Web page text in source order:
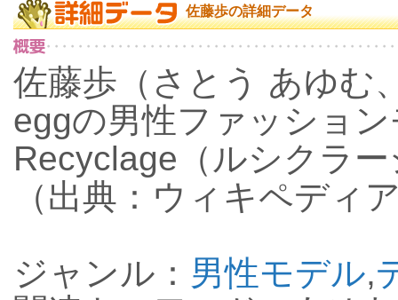
佐藤歩の詳細データ
佐藤歩（さとう あゆむ
eggの男性ファッショ
Recyclage（ルシクラ
（出典：ウィキペディ
ジャンル： 男性モデル,